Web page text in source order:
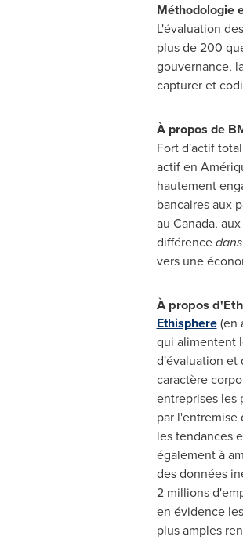
Méthodologie
L'évaluation
plus de 200
gouvernance,
capturer et
À propos de
Fort d'actif
actif en
hautement
bancaires aux
au Canada,
différence
vers une
À propos
Ethisphere(en
qui alimentent
d'évaluation et
caractère
entreprises les
par l'entremise
les tendances
également à
des données
2 millions
en évidence
plus amples